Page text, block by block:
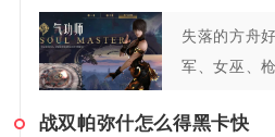
失落的方舟
军、女巫、
战双帕弥什怎么得黑卡快